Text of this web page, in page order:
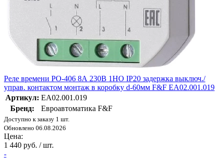
Реле времени PO-406 8А 230В 1НО IP20 задержка выключ./
управ. контактом монтаж в коробку d-60мм F&F EA02.001.019
Артикул: EA02.001.019
Бренд:
Евроавтоматика F&F
Доступно к заказу 1 шт.
Обновлено 06.08.2026
Цена:
1 440 руб. / шт.
-